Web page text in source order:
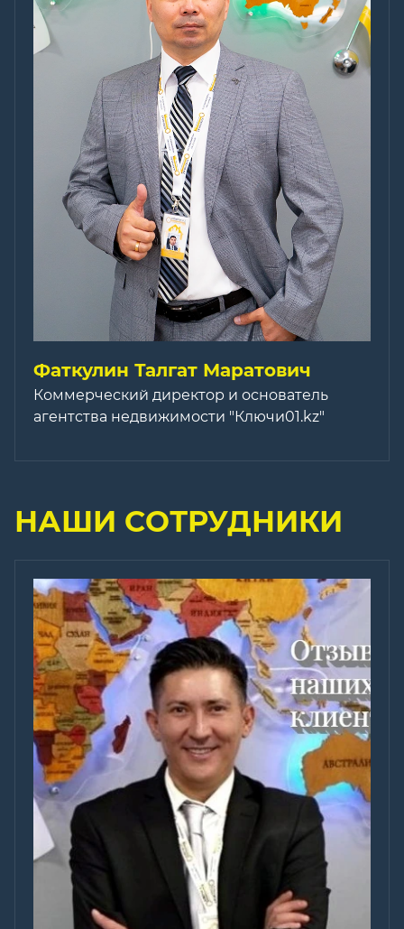
Фаткулин Талгат Маратович
Коммерческий директор и основатель
агентства недвижимости "Ключи01.kz"
НАШИ СОТРУДНИКИ